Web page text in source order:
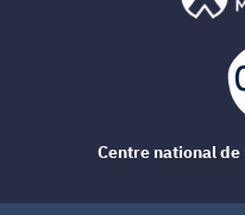
Centre national